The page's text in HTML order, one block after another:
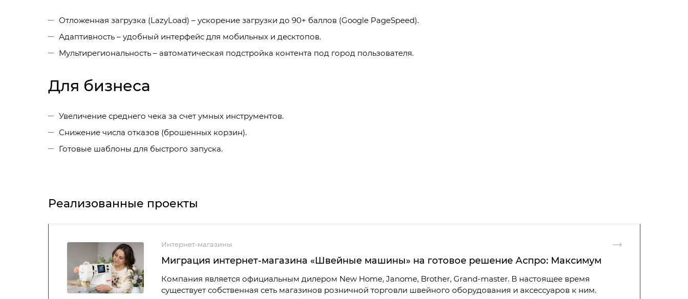
Отложенная загрузка (LazyLoad) – ускорение загрузки до 90+ баллов (Google PageSpeed).
Адаптивность – удобный интерфейс для мобильных и десктопов.
Мультирегиональность – автоматическая подстройка контента под город пользователя.
Для бизнеса
Увеличение среднего чека за счет умных инструментов.
Снижение числа отказов (брошенных корзин).
Готовые шаблоны для быстрого запуска.
Реализованные проекты
Интернет-магазины
Миграция интернет-магазина «Швейные машины» на готовое решение Аспро: Максимум
Компания является официальным дилером New Home, Janome, Brother, Grand-master. В настоящее время
существует собственная сеть магазинов розничной торговли швейного оборудования и аксессуаров к ним.